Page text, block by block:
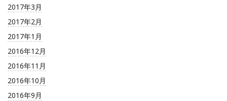
2017年3月
2017年2月
2017年1月
2016年12月
2016年11月
2016年10月
2016年9月